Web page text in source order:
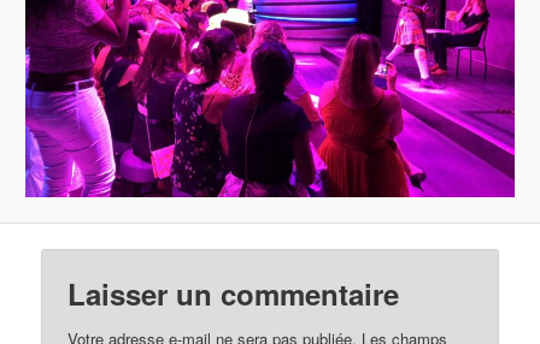
Laisser un commentaire
Votre adresse e-mail ne sera pas publiée. Les champs